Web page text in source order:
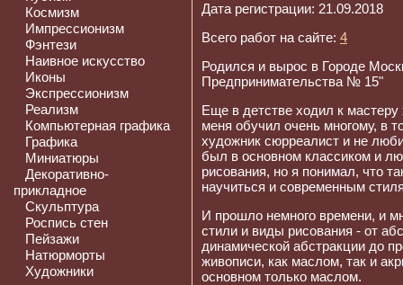
Космизм
Импрессионизм
Фэнтези
Наивное искусство
Иконы
Экспрессионизм
Реализм
Компьютерная графика
Графика
Миниатюры
Декоративно-
прикладное
Скульптура
Роспись стен
Пейзажи
Натюрморты
Художники
Дата регистрации: 21.09.2018
Всего работ на сайте: 4
Родился и вырос в Городе
Предпринимательства № 15"
Еще в детстве ходил к
меня обучил очень многому, в
художник сюрреалист и не
был в основном классиком и
рисования, но я понимал, что
научиться и современным
И прошло немного времени, и
стили и виды рисования - от
динамической абстракции до
живописи, как маслом, так и
основном только маслом.